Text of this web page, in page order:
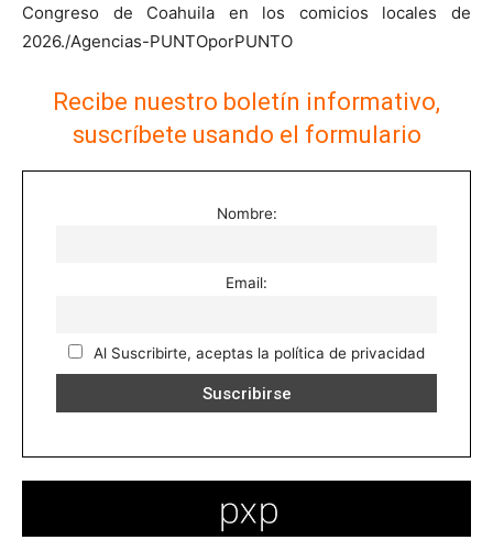
Congreso de Coahuila en los comicios locales de
2026./Agencias-PUNTOporPUNTO
Recibe nuestro boletín informativo,
suscríbete usando el formulario
Nombre:
Email:
Al Suscribirte, aceptas la política de privacidad